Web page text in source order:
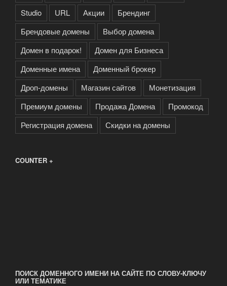
Studio
URL Акции
Брендинг
Брендовые домены
Выбор домена
Домен в подарок!
Домен для Бизнеса
Доменные имена
Доменный брокер
Дроп-домены
Магазин сайтов
Монетизация
Премиум домены
Продажа Домена
Промокод
Регистрация домена
Скидки на домены
COUNTER +
ПОИСК ДОМЕННОГО ИМЕНИ НА САЙТЕ ПО СЛОВУ-КЛЮЧУ
ИЛИ ТЕМАТИКЕ